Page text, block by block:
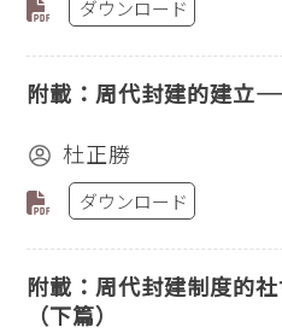
ダウンロード
附載：周代封建的建立
杜正勝
ダウンロード
附載：周代封建制度的
（下篇）